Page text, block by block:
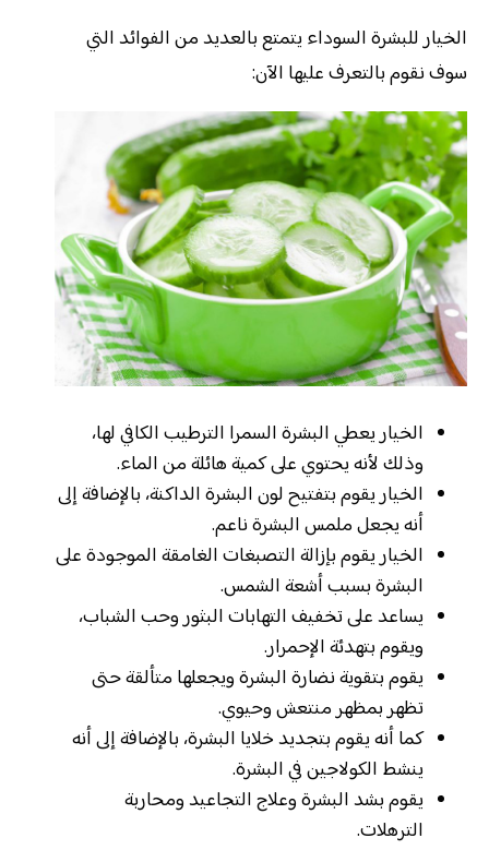
الخيار للبشرة السوداء يتمتع بالعديد من الفوائد التي
سوف نقوم بالتعرف عليها الآن:
الخيار يعطي البشرة السمرا الترطيب الكافي لها،
وذلك لأنه يحتوي على كمية هائلة من الماء.
الخيار يقوم بتفتيح لون البشرة الداكنة، بالإضافة إلى
أنه يجعل ملمس البشرة ناعم.
الخيار يقوم بإزالة التصبغات الغامقة الموجودة على
البشرة بسبب أشعة الشمس.
يساعد على تخفيف التهابات البثور وحب الشباب،
ويقوم بتهدئة الإحمرار.
يقوم بتقوية نضارة البشرة ويجعلها متألقة حتى
تظهر بمظهر منتعش وحيوي.
كما أنه يقوم بتجديد خلايا البشرة، بالإضافة إلى أنه
ينشط الكولاجين في البشرة.
يقوم بشد البشرة وعلاج التجاعيد ومحاربة
الترهلات.